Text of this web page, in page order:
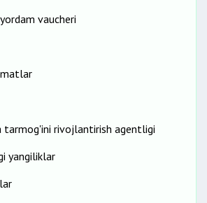
vaucheri
tarmog'ini rivojlantirish agentligi
yangiliklar